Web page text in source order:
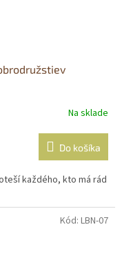
Na sklade
Do košíka
každého, kto má rád
Kód: LBN-07